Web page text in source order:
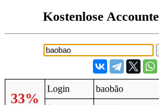
Kostenlose
33%
Login
baobão